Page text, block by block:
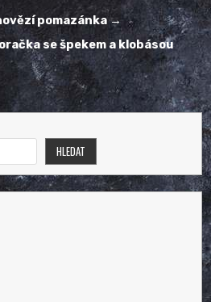
pomazánka →
se špekem a klobásou
HLEDAT